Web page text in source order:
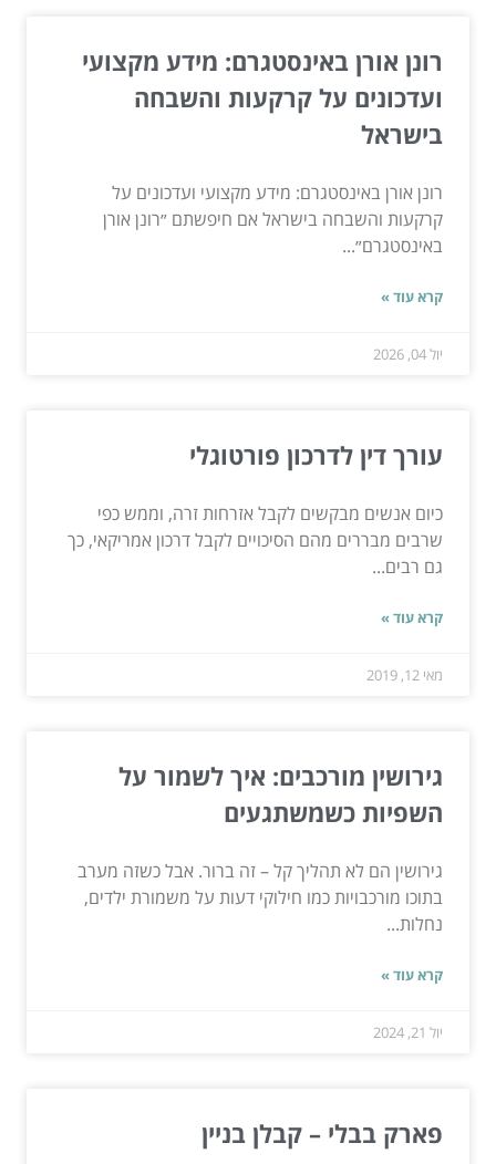
רונן אורן באינסטגרם: מידע מקצועי
ועדכונים על קרקעות והשבחה
בישראל
רונן אורן באינסטגרם: מידע מקצועי ועדכונים על
קרקעות והשבחה בישראל אם חיפשתם ״רונן אורן
באינסטגרם״...
קרא עוד »
יול 04, 2026
עורך דין לדרכון פורטוגלי
כיום אנשים מבקשים לקבל אזרחות זרה, וממש כפי
שרבים מבררים מהם הסיכויים לקבל דרכון אמריקאי, כך
גם רבים...
קרא עוד »
מאי 12, 2019
גירושין מורכבים: איך לשמור על
השפיות כשמשתגעים
גירושין הם לא תהליך קל – זה ברור. אבל כשזה מערב
בתוכו מורכבויות כמו חילוקי דעות על משמורת ילדים,
נחלות...
קרא עוד »
יול 21, 2024
פארק בבלי – קבלן בניין